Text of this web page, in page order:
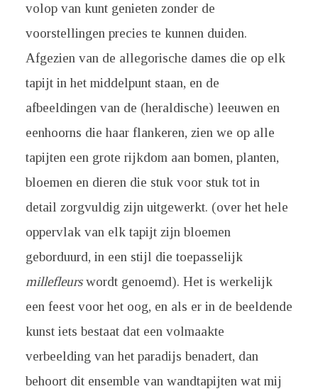
volop van kunt genieten zonder de
voorstellingen precies te kunnen duiden.
Afgezien van de allegorische dames die op elk
tapijt in het middelpunt staan, en de
afbeeldingen van de (heraldische) leeuwen en
eenhoorns die haar flankeren, zien we op alle
tapijten een grote rijkdom aan bomen, planten,
bloemen en dieren die stuk voor stuk tot in
detail zorgvuldig zijn uitgewerkt. (over het hele
oppervlak van elk tapijt zijn bloemen
geborduurd, in een stijl die toepasselijk
millefleurswordt genoemd). Het is werkelijk
een feest voor het oog, en als er in de beeldende
kunst iets bestaat dat een volmaakte
verbeelding van het paradijs benadert, dan
behoort dit ensemble van wandtapijten wat mij